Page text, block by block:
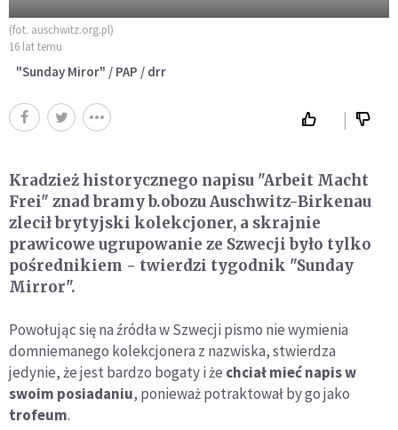
(fot. auschwitz.org.pl)
16 lat temu
"Sunday Miror" / PAP / drr
Kradzież historycznego napisu "Arbeit Macht
Frei" znad bramy b.obozu Auschwitz-Birkenau
zlecił brytyjski kolekcjoner, a skrajnie
prawicowe ugrupowanie ze Szwecji było tylko
pośrednikiem - twierdzi tygodnik "Sunday
Mirror".
Powołując się na źródła w Szwecji pismo nie wymienia
domniemanego kolekcjonera z nazwiska, stwierdza
jedynie, że jest bardzo bogaty i że chciał mieć napis w
swoim posiadaniu, ponieważ potraktował by go jako
trofeum.